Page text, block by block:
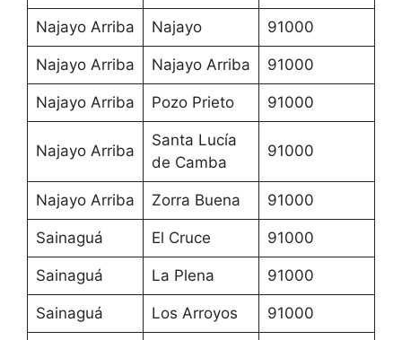
Najayo Arriba Najayo 91000
Najayo Arriba Najayo Arriba 91000
Najayo Arriba Pozo Prieto 91000
Najayo Arriba
Santa Lucía
de Camba
91000
Najayo Arriba Zorra Buena 91000
Sainaguá El Cruce 91000
Sainaguá La Plena 91000
Sainaguá Los Arroyos 91000